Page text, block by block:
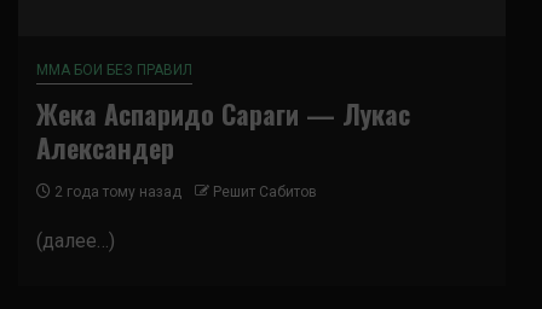
ММА БОИ БЕЗ ПРАВИЛ
Жека Аспаридо Сараги — Лукас
Александер
2 года тому назад Решит Сабитов
(далее…)